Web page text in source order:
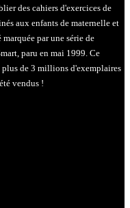
des cahiers d'exercices de
aux enfants de maternelle et
par une série de
paru en mai 1999. Ce
de 3 millions d'exemplaires
vendus !